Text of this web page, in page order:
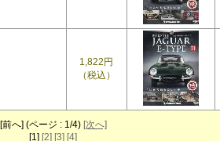
1,822円
（税込）
[前へ] (ページ : 1/4) [次へ]
[1] [2] [3] [4]